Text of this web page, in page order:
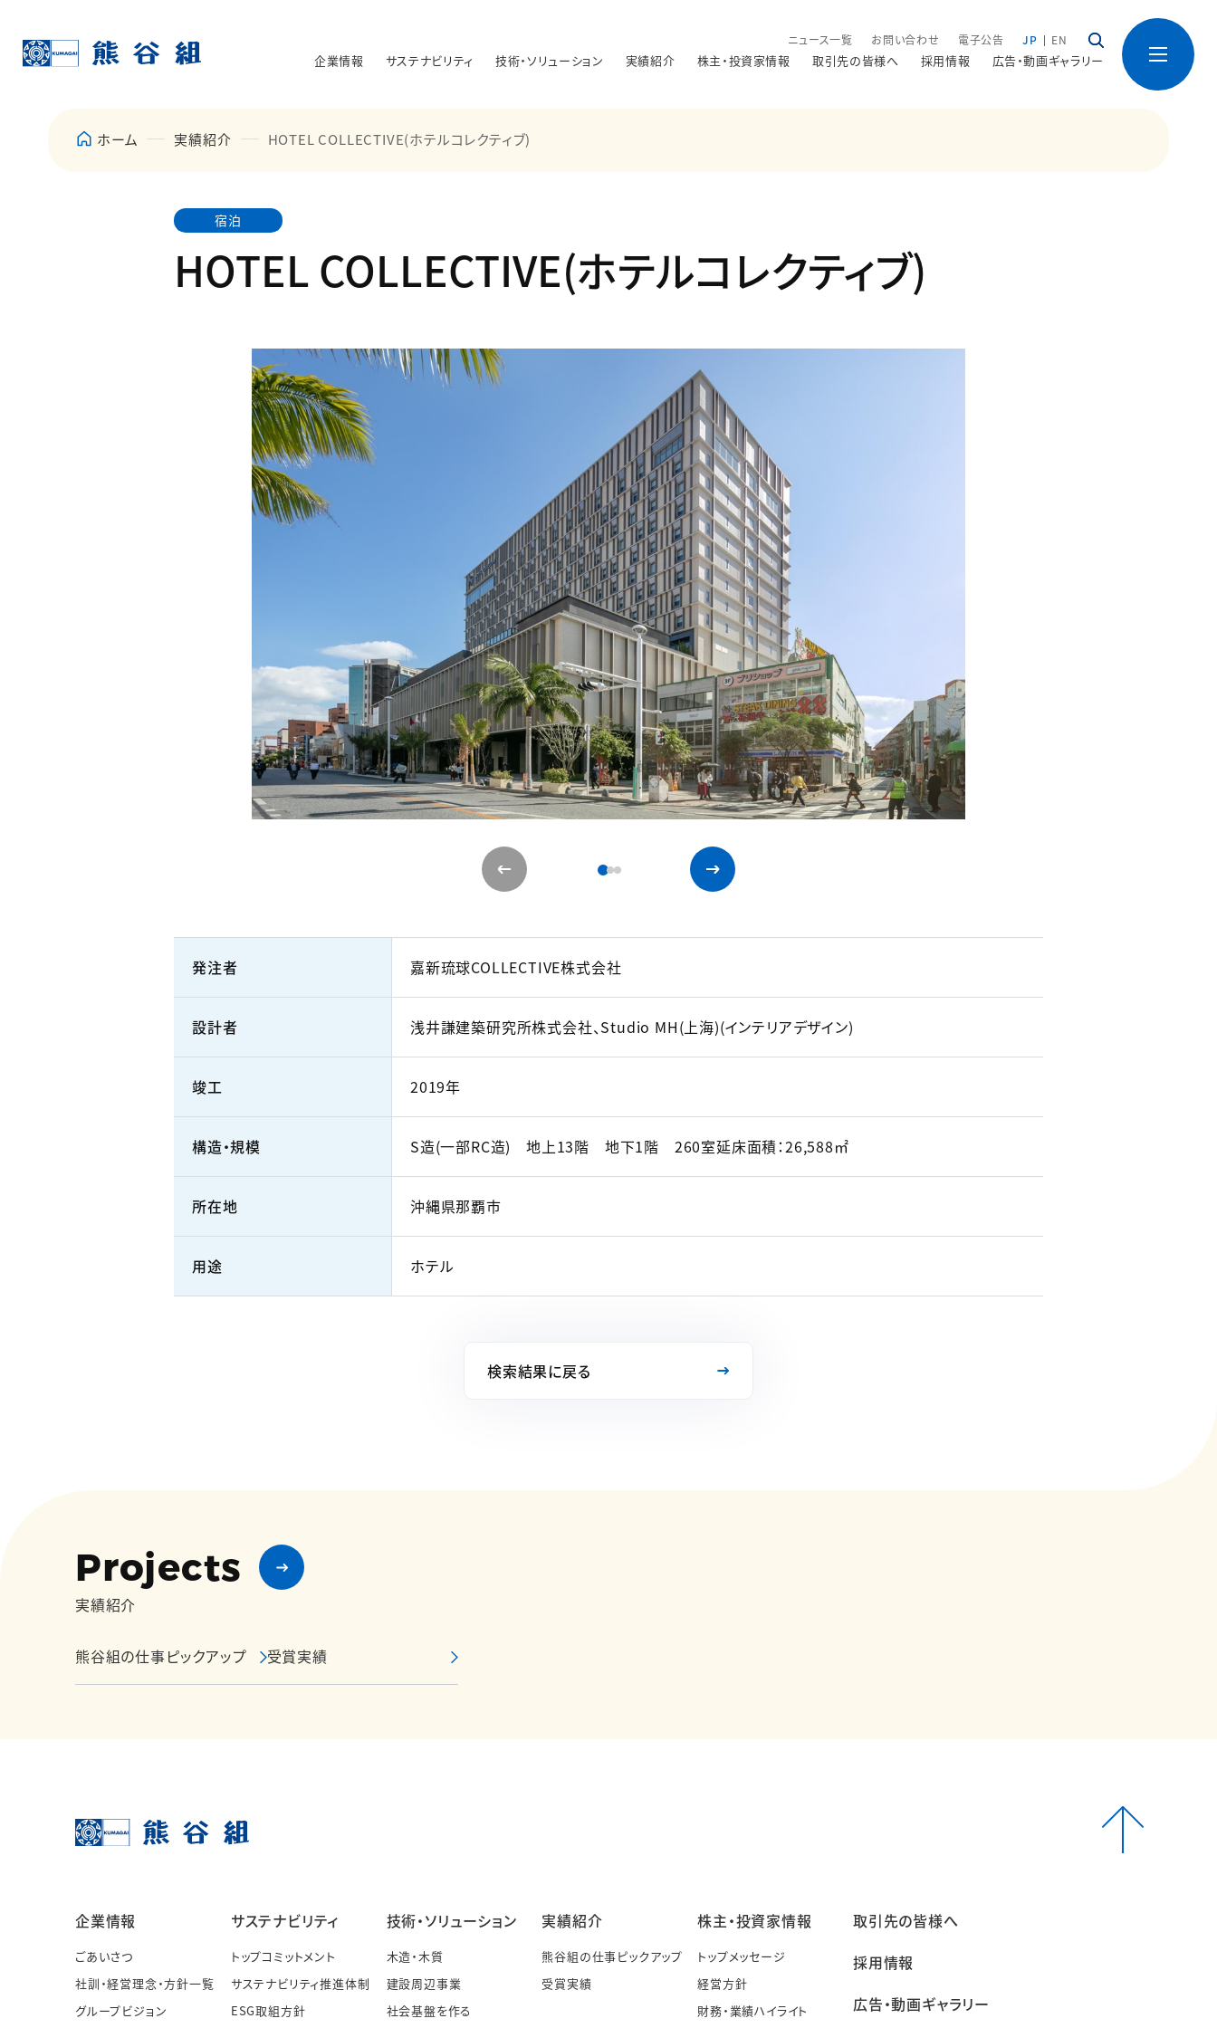
ニュース一覧 お問い合わせ 電子公告 JP EN
企業情報 サステナビリティ 技術・ソリューション 実績紹介 株主・投資家情報 取引先の皆様へ 採用情報 広告・動画ギャラリー
ホーム 実績紹介 HOTEL COLLECTIVE(ホテルコレクティブ)
宿泊
HOTEL COLLECTIVE(ホテルコレクティブ)
発注者 嘉新琉球COLLECTIVE株式会社
設計者 浅井謙建築研究所株式会社、Studio MH(上海)(インテリアデザイン)
竣工 2019年
構造・規模 S造(一部RC造) 地上13階 地下1階 260室延床面積：26,588㎡
所在地 沖縄県那覇市
用途 ホテル
検索結果に戻る
Projects
実績紹介
熊谷組の仕事ピックアップ 受賞実績
企業情報
ごあいさつ
社訓・経営理念・方針一覧
グループビジョン
サステナビリティ
トップコミットメント
サステナビリティ推進体制
ESG取組方針
技術・ソリューション
木造・木質
建設周辺事業
社会基盤を作る
実績紹介
熊谷組の仕事ピックアップ
受賞実績
株主・投資家情報
トップメッセージ
経営方針
財務・業績ハイライト
取引先の皆様へ
採用情報
広告・動画ギャラリー